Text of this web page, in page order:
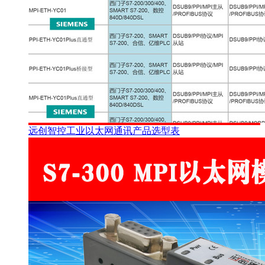
远创智控工业以太网通讯产品选型表